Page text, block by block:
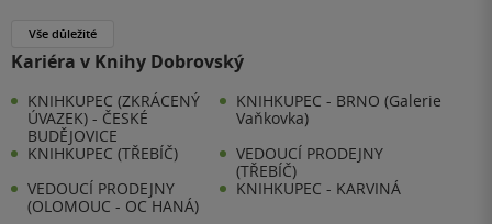
Vše důležité
Kariéra v Knihy Dobrovský
KNIHKUPEC (ZKRÁCENÝ
ÚVAZEK) - ČESKÉ
BUDĚJOVICE
KNIHKUPEC - BRNO (Galerie
Vaňkovka)
KNIHKUPEC (TŘEBÍČ)
VEDOUCÍ PRODEJNY
(TŘEBÍČ)
VEDOUCÍ PRODEJNY
(OLOMOUC - OC HANÁ)
KNIHKUPEC - KARVINÁ